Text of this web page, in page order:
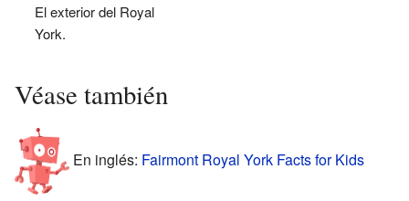
El exterior del Royal
York.
Véase también
En inglés: Fairmont Royal York Facts for Kids